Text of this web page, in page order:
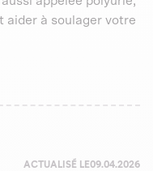
aider à soulager votre
ACTUALISÉ LE09.04.2026